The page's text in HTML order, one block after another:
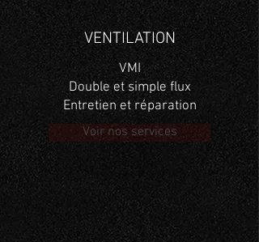
VENTILATION
VMI
Double et simple flux
Entretien et réparation
Voir nos services